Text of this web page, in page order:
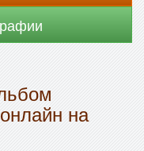
на